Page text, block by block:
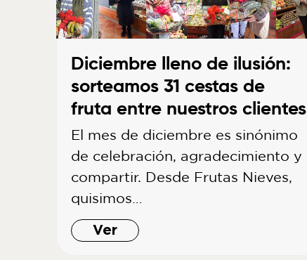
Diciembre lleno de ilusión:
sorteamos 31 cestas de
fruta entre nuestros clientes
El mes de diciembre es sinónimo
de celebración, agradecimiento y
compartir. Desde Frutas Nieves,
quisimos…
Ver